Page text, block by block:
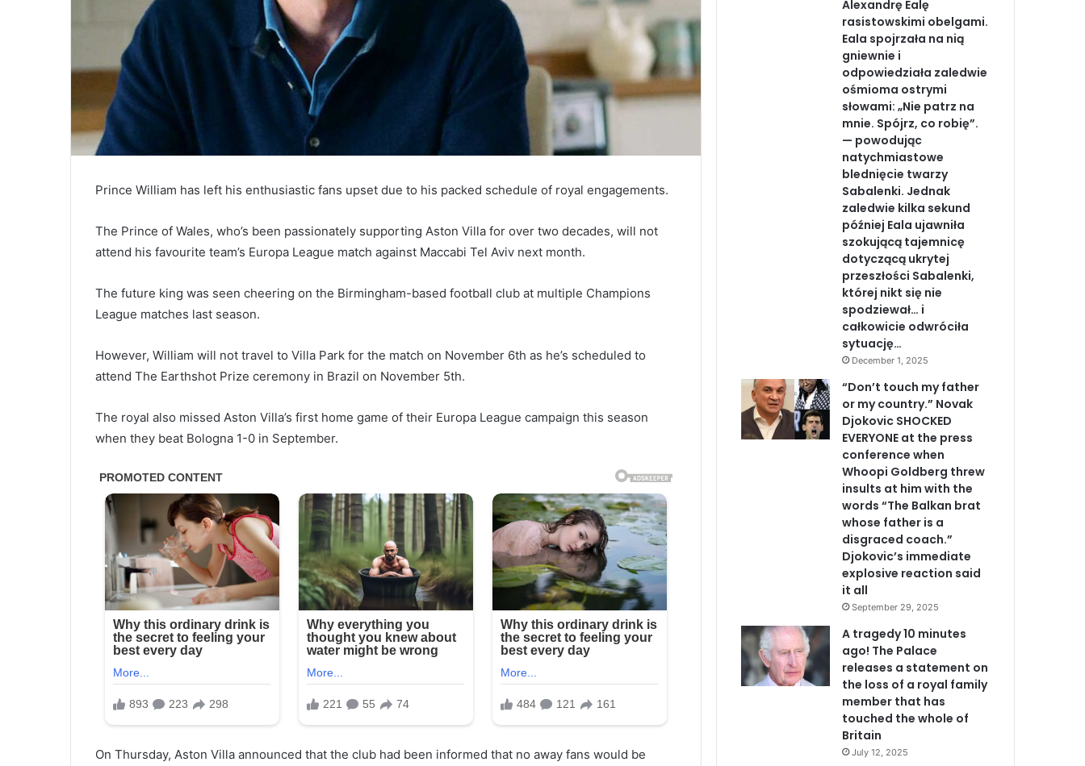
Prince William has left his enthusiastic fans upset due to his packed schedule of royal engagements.
The Prince of Wales, who’s been passionately supporting Aston Villa for over two decades, will not
attend his favourite team’s Europa League match against Maccabi Tel Aviv next month.
The future king was seen cheering on the Birmingham-based football club at multiple Champions
League matches last season.
However, William will not travel to Villa Park for the match on November 6th as he’s scheduled to
attend The Earthshot Prize ceremony in Brazil on November 5th.
The royal also missed Aston Villa’s first home game of their Europa League campaign this season
when they beat Bologna 1-0 in September.
On Thursday, Aston Villa announced that the club had been informed that no away fans would be
Alexandrę Ealę
rasistowskimi obelgami.
Eala spojrzała na nią
gniewnie i
odpowiedziała zaledwie
ośmioma ostrymi
słowami: „Nie patrz na
mnie. Spójrz, co robię”.
— powodując
natychmiastowe
blednięcie twarzy
Sabalenki. Jednak
zaledwie kilka sekund
później Eala ujawniła
szokującą tajemnicę
dotyczącą ukrytej
przeszłości Sabalenki,
której nikt się nie
spodziewał… i
całkowicie odwróciła
sytuację…
December 1, 2025
“Don’t touch my father
or my country.” Novak
Djokovic SHOCKED
EVERYONE at the press
conference when
Whoopi Goldberg threw
insults at him with the
words “The Balkan brat
whose father is a
disgraced coach.”
Djokovic’s immediate
explosive reaction said
it all
September 29, 2025
A tragedy 10 minutes
ago! The Palace
releases a statement on
the loss of a royal family
member that has
touched the whole of
Britain
July 12, 2025